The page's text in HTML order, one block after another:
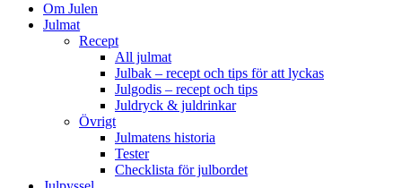
Om Julen
Julmat
Recept
All julmat
Julbak – recept och tips för att lyckas
Julgodis – recept och tips
Juldryck & juldrinkar
Övrigt
Julmatens historia
Tester
Checklista för julbordet